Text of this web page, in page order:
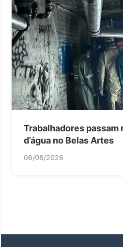
Trabalhadores passam
d’água no Belas Artes
06/08/2026